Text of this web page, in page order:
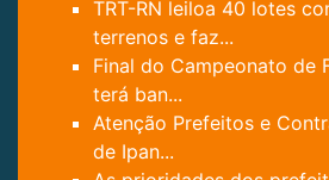
TRT-RN leiloa 40 lotes
terrenos e faz...
Final do Campeonato de
terá ban...
Atenção Prefeitos e
de Ipan...